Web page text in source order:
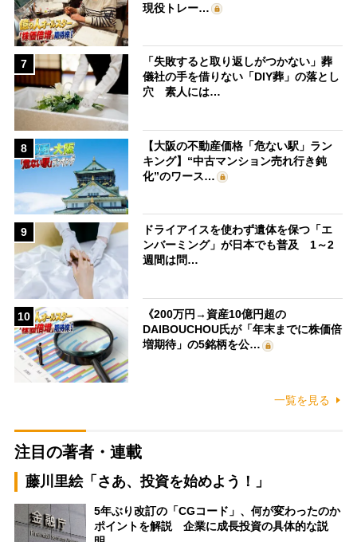
現役トレー…
7
「失敗すると取り返しがつかない」葬
儀社の手を借りない「DIY葬」の落とし
穴 素人には…
8
【大阪の不動産価格「危ない駅」ラン
キング】“中古マンション売れ行き鈍
化”のワース…
9
ドライアイスを使わず遺体を保つ「エ
ンバーミング」が日本でも普及 1～2
週間は問…
10
《200万円→資産10億円超の
DAIBOUCHOU氏が「年末までに株価倍
増期待」の5銘柄を公…
一覧を見る
注目の著者・連載
藤川里絵「さあ、投資を始めよう！」
5年ぶり改訂の「CGコード」、何が変わったのか
ポイントを解説 企業に成長投資の具体的な説